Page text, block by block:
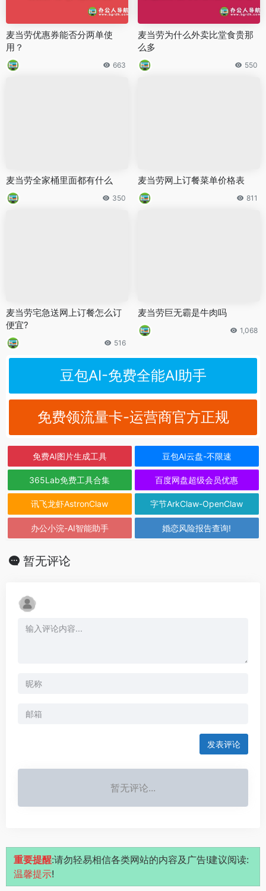
麦当劳优惠券能否分两单使
用？
663
麦当劳为什么外卖比堂食贵那
么多
550
麦当劳全家桶里面都有什么
350
麦当劳网上订餐菜单价格表
811
麦当劳宅急送网上订餐怎么订
便宜?
516
麦当劳巨无霸是牛肉吗
1,068
豆包AI-免费全能AI助手
免费领流量卡-运营商官方正规
免费AI图片生成工具 豆包AI云盘-不限速
365Lab免费工具合集 百度网盘超级会员优惠
讯飞龙虾AstronClaw 字节ArkClaw-OpenClaw
办公小浣-AI智能助手 婚恋风险报告查询!
暂无评论
发表评论
暂无评论...
重要提醒:请勿轻易相信各类网站的内容及广告!建议阅读:
温馨提示!